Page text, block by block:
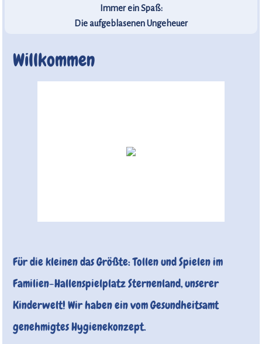
Immer ein Spaß:
Die aufgeblasenen Ungeheuer
Willkommen
Für die kleinen das Größte: Tollen und Spielen im
Familien-Hallenspielplatz Sternenland, unserer
Kinderwelt! Wir haben ein vom Gesundheitsamt
genehmigtes Hygienekonzept.